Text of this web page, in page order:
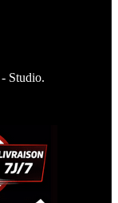
Studio.